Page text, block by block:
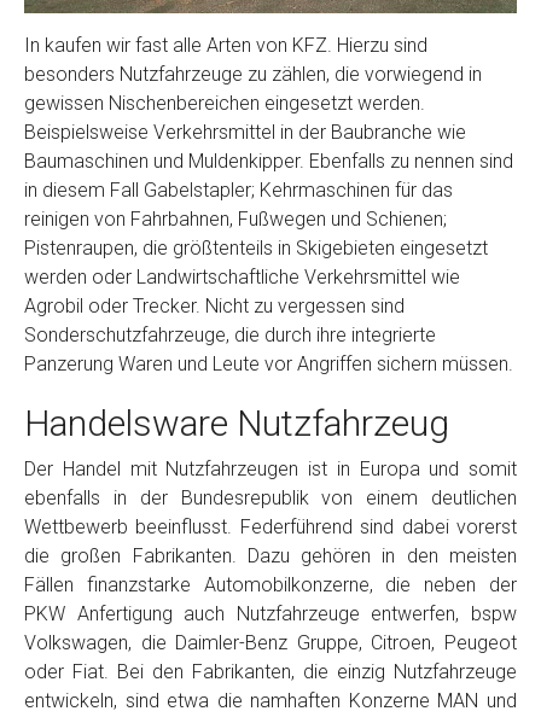
In kaufen wir fast alle Arten von KFZ. Hierzu sind
besonders Nutzfahrzeuge zu zählen, die vorwiegend in
gewissen Nischenbereichen eingesetzt werden.
Beispielsweise Verkehrsmittel in der Baubranche wie
Baumaschinen und Muldenkipper. Ebenfalls zu nennen sind
in diesem Fall Gabelstapler; Kehrmaschinen für das
reinigen von Fahrbahnen, Fußwegen und Schienen;
Pistenraupen, die größtenteils in Skigebieten eingesetzt
werden oder Landwirtschaftliche Verkehrsmittel wie
Agrobil oder Trecker. Nicht zu vergessen sind
Sonderschutzfahrzeuge, die durch ihre integrierte
Panzerung Waren und Leute vor Angriffen sichern müssen.
Handelsware Nutzfahrzeug
Der Handel mit Nutzfahrzeugen ist in Europa und somit
ebenfalls in der Bundesrepublik von einem deutlichen
Wettbewerb beeinflusst. Federführend sind dabei vorerst
die großen Fabrikanten. Dazu gehören in den meisten
Fällen finanzstarke Automobilkonzerne, die neben der
PKW Anfertigung auch Nutzfahrzeuge entwerfen, bspw
Volkswagen, die Daimler-Benz Gruppe, Citroen, Peugeot
oder Fiat. Bei den Fabrikanten, die einzig Nutzfahrzeuge
entwickeln, sind etwa die namhaften Konzerne MAN und